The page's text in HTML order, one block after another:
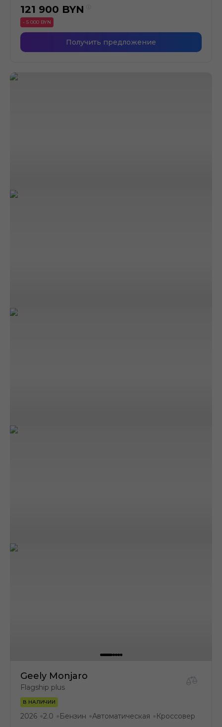
121 900 BYN
- 5 000 BYN
Получить предложение
Geely Monjaro
Flagship plus
В НАЛИЧИИ
2026 ●2.0 ● Бензин ●Автоматическая ● Кроссовер